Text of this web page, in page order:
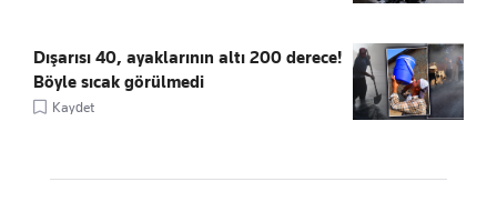
Dışarısı 40, ayaklarının altı 200 derece!
Böyle sıcak görülmedi
Kaydet